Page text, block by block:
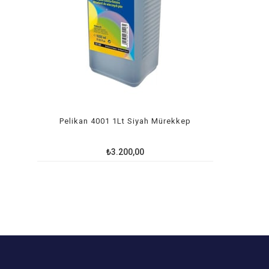
Pelikan 4001 1Lt Siyah Mürekkep
₺3.200,00